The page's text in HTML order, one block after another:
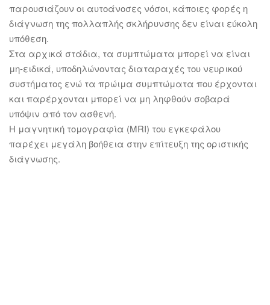
παρουσιάζουν οι αυτοάνοσες νόσοι, κάποιες φορές η
διάγνωση της πολλαπλής σκλήρυνσης δεν είναι εύκολη
υπόθεση.
Στα αρχικά στάδια, τα συμπτώματα μπορεί να είναι
μη-ειδικά, υποδηλώνοντας διαταραχές του νευρικού
συστήματος ενώ τα πρώιμα συμπτώματα που έρχονται
και παρέρχονται μπορεί να μη ληφθούν σοβαρά
υπόψιν από τον ασθενή.
Η μαγνητική τομογραφία (MRI) του εγκεφάλου
παρέχει μεγάλη βοήθεια στην επίτευξη της οριστικής
διάγνωσης.